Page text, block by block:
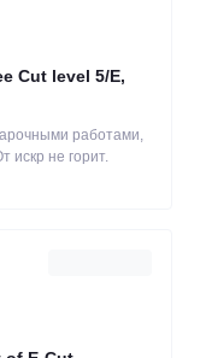
Cut level 5/Е,
работами,
искр не горит.